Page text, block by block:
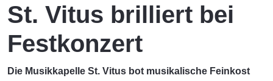
St. Vitus brilliert bei
Festkonzert
Die Musikkapelle St. Vitus bot musikalische Feinkost